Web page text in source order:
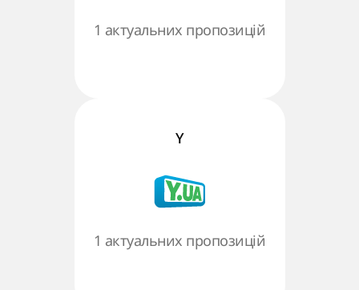
1 актуальних пропозицій
Y
1 актуальних пропозицій